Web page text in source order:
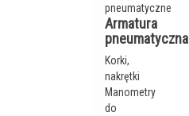
pneumatyczne
Armatura
pneumatyczna
Korki,
nakrętki
Manometry
do